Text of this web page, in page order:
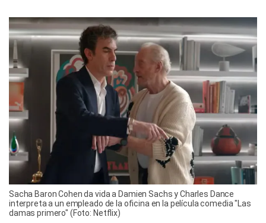
Sacha Baron Cohen da vida a Damien Sachs y Charles Dance
interpreta a un empleado de la oficina en la película comedia "Las
damas primero" (Foto: Netflix)